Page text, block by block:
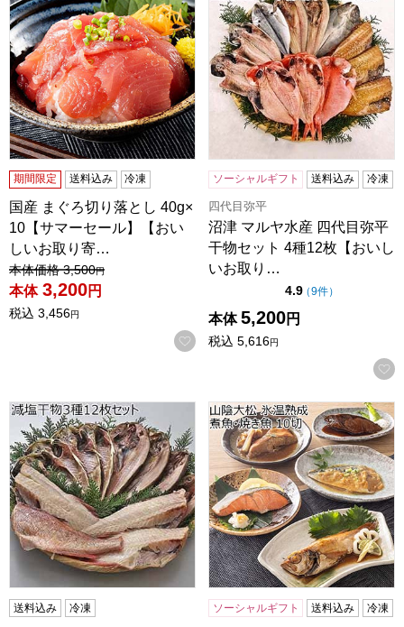
期間限定 送料込み 冷凍
国産 まぐろ切り落とし 40g×
10【サマーセール】【おい
しいお取り寄…
値引き前の価格：
本体価格 3,500円
本体 3,200円
税込 3,456円
お気に入りに登録する
ソーシャルギフト 送料込み 冷凍
四代目弥平
沼津 マルヤ水産 四代目弥平
干物セット 4種12枚【おいし
いお取り…
4.9点（5点満点中）
（9件の評価
）
本体 5,200円
税込 5,616円
沼津 マルヤ水産 減塩干物 3種12枚セット【おいしいお取り
送料込み 冷凍
山陰大松 氷温熟成 煮魚・焼
ソーシャルギフト 送料込み 冷凍